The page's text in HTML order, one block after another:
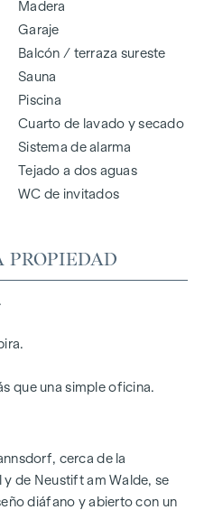
Madera
Garaje
Balcón / terraza sureste
Sauna
Piscina
Cuarto de lavado y secado
Sistema de alarma
Tejado a dos aguas
WC de invitados
PROPIEDAD
que una simple oficina.
cerca de la
de Neustift am Walde, se
diáfano y abierto con un